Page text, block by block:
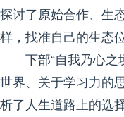
探讨了原始合作、生
样，找准自己的生态
下部“自我乃心
世界、关于学习力的
析了人生道路上的选